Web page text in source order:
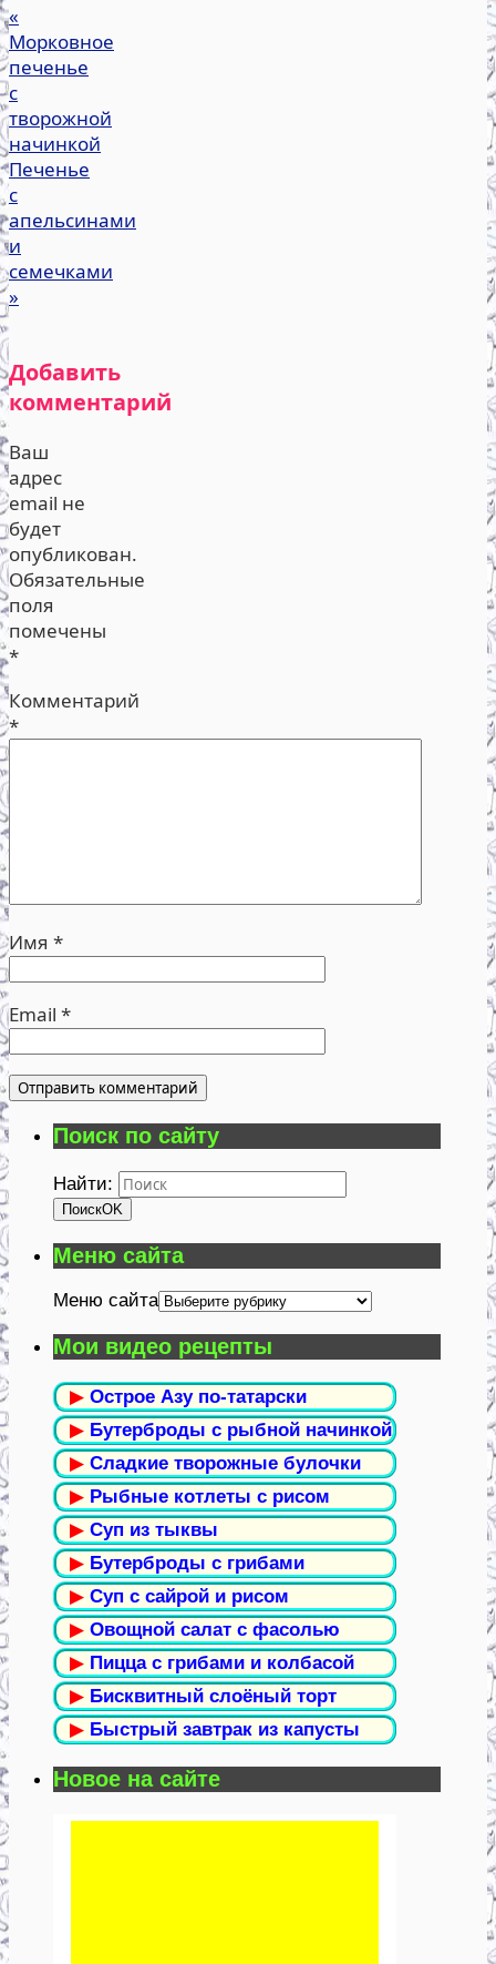
«
Морковное
печенье
с
творожной
начинкой
Печенье
с
апельсинами
и
семечками
»
Добавить
комментарий
Ваш
адрес
email не
будет
опубликован.
Обязательные
поля
помечены
*
Комментарий
*
Имя *
Email *
Поиск по сайту
Найти:
ПоискOK
Меню сайта
Меню сайта
Мои видео рецепты
▶ Острое Азу по-татарски
▶ Бутерброды с рыбной начинкой
▶ Сладкие творожные булочки
▶ Рыбные котлеты с рисом
▶ Суп из тыквы
▶ Бутерброды с грибами
▶ Суп с сайрой и рисом
▶ Овощной салат с фасолью
▶ Пицца с грибами и колбасой
▶ Бисквитный слоёный торт
▶ Быстрый завтрак из капусты
Новое на сайте